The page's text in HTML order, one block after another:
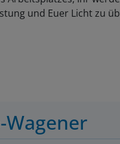
und Euer Licht zu
Wagener